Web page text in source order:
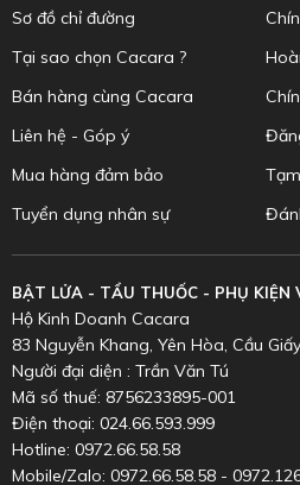
Sơ đồ chỉ đường
Tại sao chọn Cacara ?
Bán hàng cùng Cacara
Liên hệ - Góp ý
Mua hàng đảm bảo
Tuyển dụng nhân sự
BẬT LỬA - TẨU THUỐC - PHỤ KIỆN
Hộ Kinh Doanh Cacara
83 Nguyễn Khang, Yên Hòa, Cầu
Người đại diện : Trần Văn Tú
Mã số thuế: 8756233895-001
Điện thoại: 024.66.593.999
Hotline: 0972.66.58.58
Mobile/Zalo: 0972.66.58.58 -